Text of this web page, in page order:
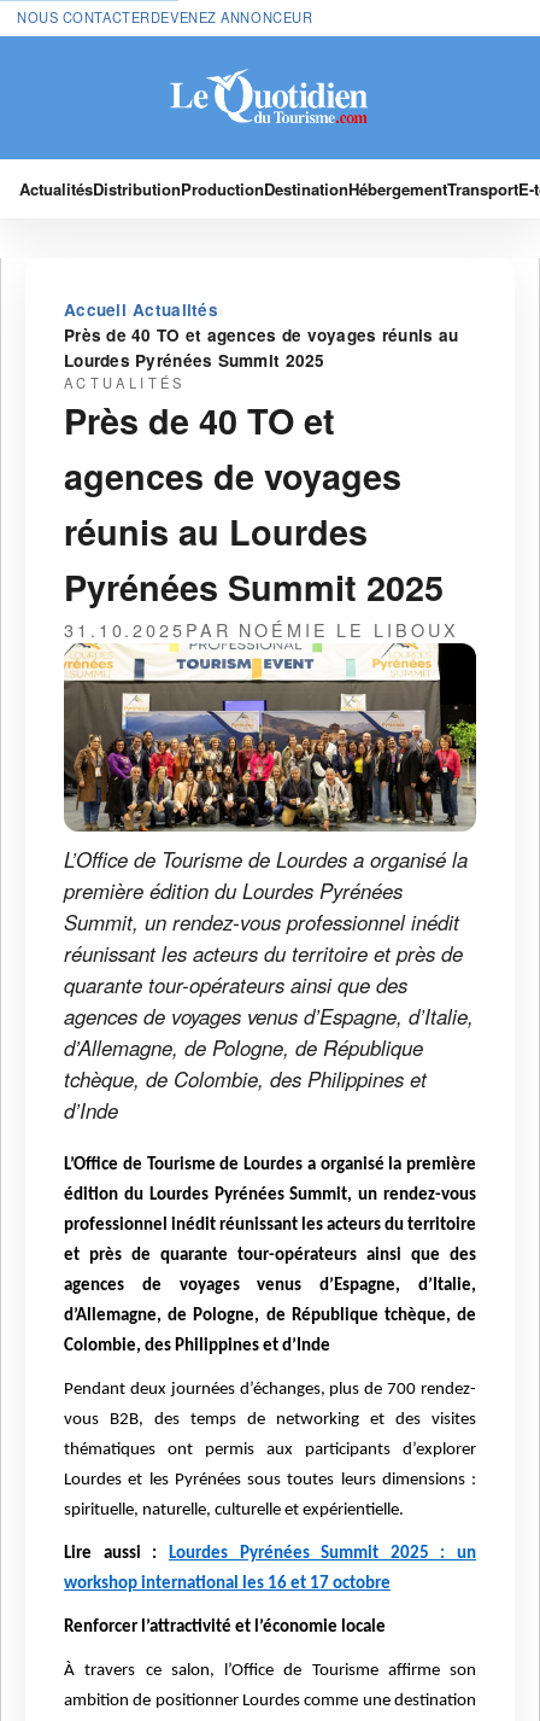
NOUS CONTACTERDEVENEZ ANNONCEUR
ActualitésDistributionProductionDestinationHébergementTransport
Accueil›Actualités›
Près de 40 TO et agences de voyages réunis au
Lourdes Pyrénées Summit 2025
ACTUALITÉS
Près de 40 TO et
agences de voyages
réunis au Lourdes
Pyrénées Summit 2025
31.10.2025PAR NOÉMIE LE LIBOUX
L’Office de Tourisme de Lourdes a organisé la
première édition du Lourdes Pyrénées
Summit, un rendez-vous professionnel inédit
réunissant les acteurs du territoire et près de
quarante tour-opérateurs ainsi que des
agences de voyages venus d’Espagne, d’Italie,
d’Allemagne, de Pologne, de République
tchèque, de Colombie, des Philippines et
d’Inde
L’Office de Tourisme de Lourdes a organisé la première
édition du Lourdes Pyrénées Summit, un rendez-vous
professionnel inédit réunissant les acteurs du territoire
et près de quarante tour-opérateurs ainsi que des
agences de voyages venus d’Espagne, d’Italie,
d’Allemagne, de Pologne, de République tchèque, de
Colombie, des Philippines et d’Inde
Pendant deux journées d’échanges, plus de 700 rendez-
vous B2B, des temps de networking et des visites
thématiques ont permis aux participants d’explorer
Lourdes et les Pyrénées sous toutes leurs dimensions :
spirituelle, naturelle, culturelle et expérientielle.
Lire aussi : Lourdes Pyrénées Summit 2025 : un
workshop international les 16 et 17 octobre
Renforcer l’attractivité et l’économie locale
À travers ce salon, l’Office de Tourisme affirme son
ambition de positionner Lourdes comme une destination